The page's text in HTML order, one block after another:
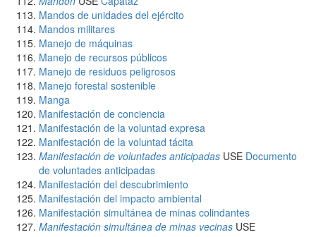
Mandos de unidades del ejército
Mandos militares
Manejo de máquinas
Manejo de recursos públicos
Manejo de residuos peligrosos
Manejo forestal sostenible
Manga
Manifestación de conciencia
Manifestación de la voluntad expresa
Manifestación de la voluntad tácita
Manifestación de voluntades anticipadas USE Documento
de voluntades anticipadas
Manifestación del descubrimiento
Manifestación del impacto ambiental
Manifestación simultánea de minas colindantes
Manifestación simultánea de minas vecinas USE